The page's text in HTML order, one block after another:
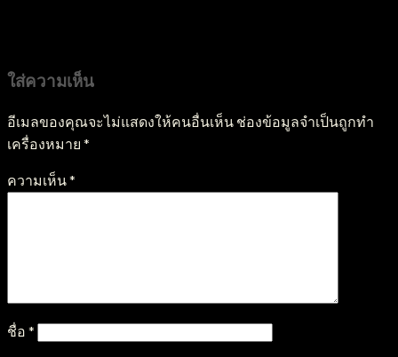
ใส่ความเห็น
อีเมลของคุณจะไม่แสดงให้คนอื่นเห็น ช่องข้อมูลจำเป็นถูกทำ
เครื่องหมาย *
ความเห็น*
ชื่อ *